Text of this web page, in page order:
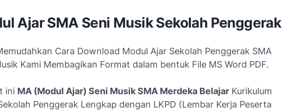
Ajar SMA Seni Musik Sekolah Penggerak
Cara Download Modul Ajar Sekolah Penggerak SMA
Kami Membagikan Format dalam bentuk File MS Word PDF.
ini MA (Modul Ajar) Seni Musik SMA Merdeka Belajar Kurikulum
Penggerak Lengkap dengan LKPD (Lembar Kerja Peserta